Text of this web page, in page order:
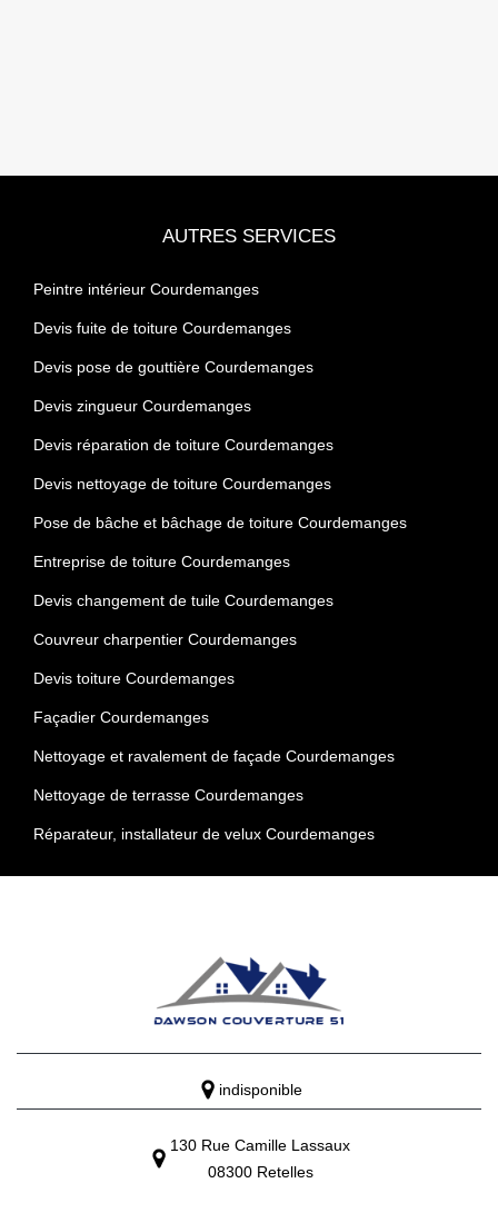
AUTRES SERVICES
Peintre intérieur Courdemanges
Devis fuite de toiture Courdemanges
Devis pose de gouttière Courdemanges
Devis zingueur Courdemanges
Devis réparation de toiture Courdemanges
Devis nettoyage de toiture Courdemanges
Pose de bâche et bâchage de toiture Courdemanges
Entreprise de toiture Courdemanges
Devis changement de tuile Courdemanges
Couvreur charpentier Courdemanges
Devis toiture Courdemanges
Façadier Courdemanges
Nettoyage et ravalement de façade Courdemanges
Nettoyage de terrasse Courdemanges
Réparateur, installateur de velux Courdemanges
indisponible
130 Rue Camille Lassaux
08300 Retelles